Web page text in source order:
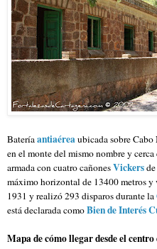
Bateríaantiaéreaubicada sobre
en el monte del mismo nombre y
armada con cuatro cañonesVickersde
máximo horizontal de 13400 metros
1931 y realizó 293 disparos durante la
está declarada comoBien de Interés
Mapa de cómo llegar desde el